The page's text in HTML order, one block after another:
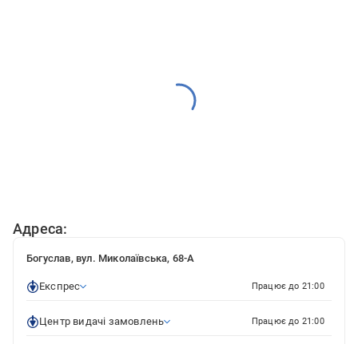
Адреса:
Богуслав, вул. Миколаївська, 68-А
Експрес Працює до 21:00
Центр видачі замовлень Працює до 21:00